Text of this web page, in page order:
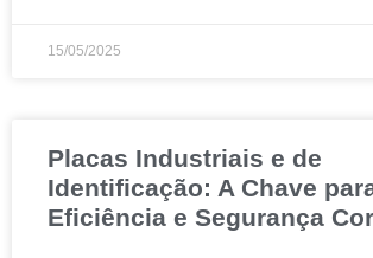
15/05/2025
Placas Industriais e de
Identificação: A Chave
Eficiência e Segurança